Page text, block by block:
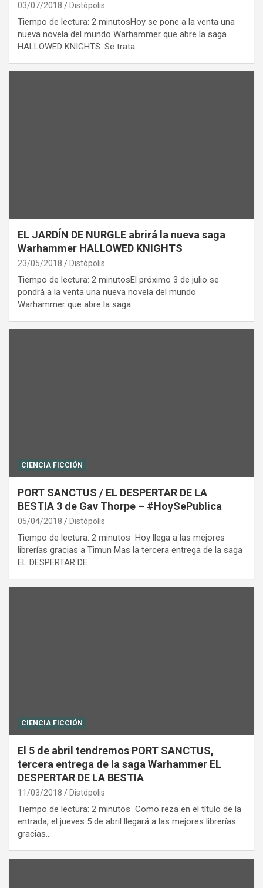
03/07/2018 Distópolis
Tiempo de lectura: 2 minutosHoy se pone a la venta una
nueva novela del mundo Warhammer que abre la saga
HALLOWED KNIGHTS. Se trata…
EL JARDÍN DE NURGLE abrirá la nueva saga
Warhammer HALLOWED KNIGHTS
23/05/2018 Distópolis
Tiempo de lectura: 2 minutosEl próximo 3 de julio se
pondrá a la venta una nueva novela del mundo
Warhammer que abre la saga…
CIENCIA FICCIÓN
PORT SANCTUS / EL DESPERTAR DE LA
BESTIA 3 de Gav Thorpe – #HoySePublica
05/04/2018 Distópolis
Tiempo de lectura: 2 minutos Hoy llega a las mejores
librerías gracias a Timun Mas la tercera entrega de la saga
EL DESPERTAR DE…
CIENCIA FICCIÓN
El 5 de abril tendremos PORT SANCTUS,
tercera entrega de la saga Warhammer EL
DESPERTAR DE LA BESTIA
11/03/2018 Distópolis
Tiempo de lectura: 2 minutos Como reza en el título de la
entrada, el jueves 5 de abril llegará a las mejores librerías
gracias…